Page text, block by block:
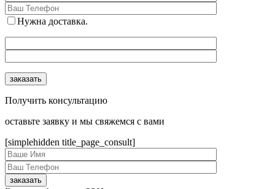
Нужна доставка.
Получить консультацию
оcтавьте заявку и мы свяжемся с вами
[simplehidden title_page_consult]